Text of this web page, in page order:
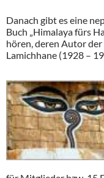
Danach gibt es eine
Buch „Himalaya fürs
hören, deren Autor
Lamichhane (1928 –